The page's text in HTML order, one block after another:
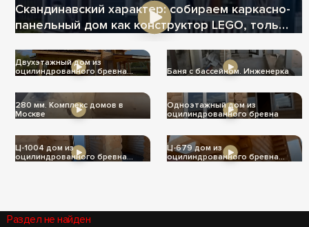
Скандинавский характер: собираем каркасно-
панельный дом как конструктор LEGO, только
Двухэтажный дом из
оцилиндрованного бревна
Баня с бассейном. Инженерка
280 мм. Комплекс домов в
Москве
Одноэтажный дом из
оцилиндрованного бревна
Ц-1004 дом из
оцилиндрованного бревна
Ц-679 дом из
оцилиндрованного бревна
Раздел не найден